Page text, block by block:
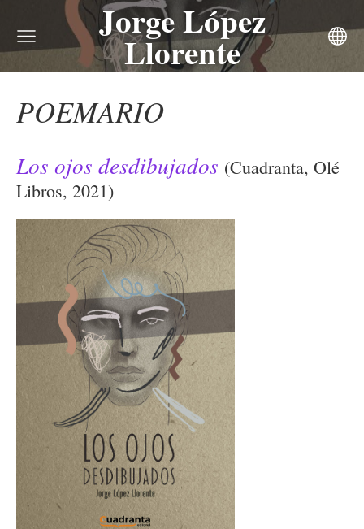
Jorge López
Llorente
POEMARIO
Los ojos desdibujados (Cuadranta, Olé
Libros, 2021)